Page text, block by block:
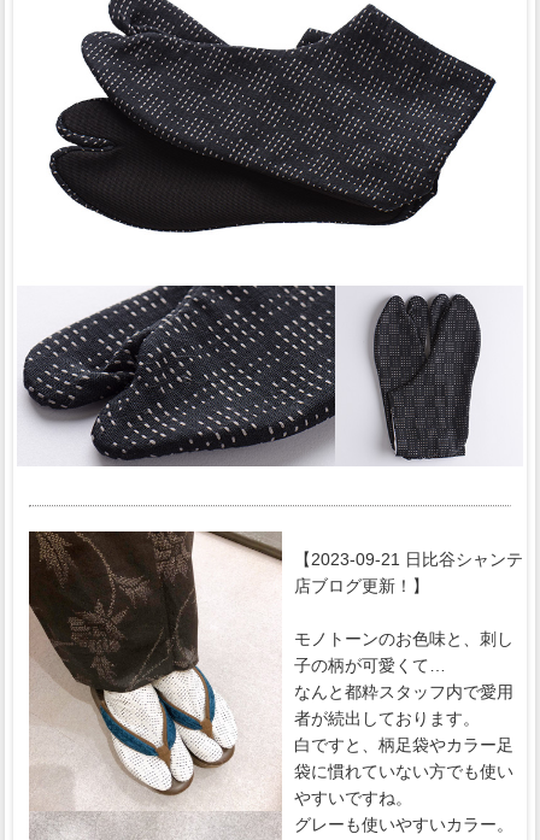
【2023-09-21 日比谷シャンテ
店ブログ更新！】
モノトーンのお色味と、刺し
子の柄が可愛くて…
なんと都粋スタッフ内で愛用
者が続出しております。
白ですと、柄足袋やカラー足
袋に慣れていない方でも使い
やすいですね。
グレーも使いやすいカラー。